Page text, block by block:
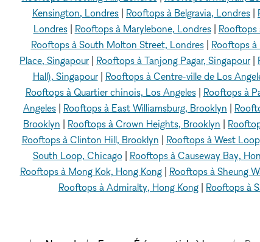
Kensington, Londres
Rooftops à Belgravia, Londres
Londres| Rooftops à Marylebone, Londres| Rooftops
Rooftops à South Molton Street, Londres| Rooftops à
Place, Singapour
Rooftops à Tanjong Pagar, Singapour
Hall), Singapour| Rooftops à Centre-ville de Los
Rooftops à Quartier chinois, Los Angeles| Rooftops à
Angeles
Rooftops à East Williamsburg, Brooklyn
Brooklyn
Rooftops à Crown Heights, Brooklyn
Rooftops à Clinton Hill, Brooklyn
Rooftops à West
South Loop, Chicago| Rooftops à Causeway Bay,
Rooftops à Mong Kok, Hong Kong| Rooftops à Sheung
Rooftops à Admiralty, Hong Kong
Rooftops à